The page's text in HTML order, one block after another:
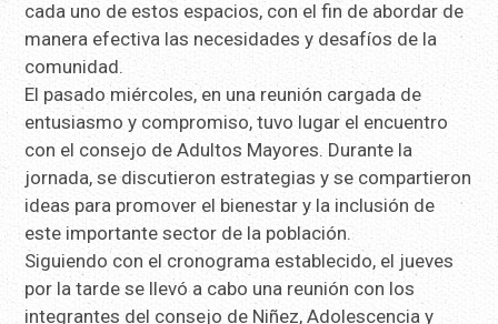
cada uno de estos espacios, con el fin de abordar de
manera efectiva las necesidades y desafíos de la
comunidad.
El pasado miércoles, en una reunión cargada de
entusiasmo y compromiso, tuvo lugar el encuentro
con el consejo de Adultos Mayores. Durante la
jornada, se discutieron estrategias y se compartieron
ideas para promover el bienestar y la inclusión de
este importante sector de la población.
Siguiendo con el cronograma establecido, el jueves
por la tarde se llevó a cabo una reunión con los
integrantes del consejo de Niñez, Adolescencia y